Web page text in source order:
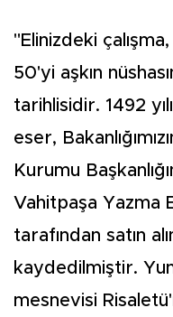
"Elinizdeki
50'yi aşkın
tarihlisidir. 1492
eser,
Kurumu
Vahitpaşa Yazma
tarafından satın
kaydedilmiştir.
mesnevisi